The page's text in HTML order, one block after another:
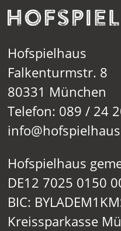
Hofspielhaus
Falkenturmstr. 8
80331 München
Telefon: 089 / 24
Hofspielhaus
DE12 7025 0150
BIC:
Kreissparkasse